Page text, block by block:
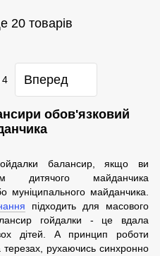
20 товарів
4 Вперед
обов'язковий
балансир, якщо ви
дитячого майданчика
муніципального майданчика.
підходить для масового
гойдалки - це вдала
дітей. А принцип роботи
терезах, рухаючись синхронно